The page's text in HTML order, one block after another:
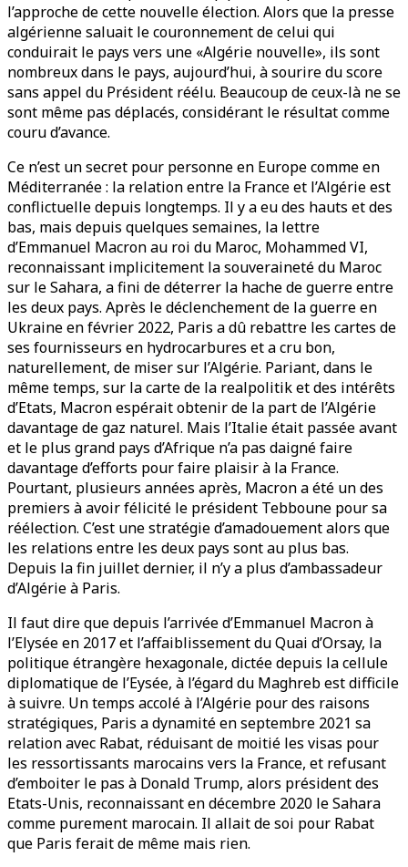
l’approche de cette nouvelle élection. Alors que la presse
algérienne saluait le couronnement de celui qui
conduirait le pays vers une «Algérie nouvelle», ils sont
nombreux dans le pays, aujourd’hui, à sourire du score
sans appel du Président réélu. Beaucoup de ceux-là ne se
sont même pas déplacés, considérant le résultat comme
couru d’avance.
Ce n’est un secret pour personne en Europe comme en
Méditerranée : la relation entre la France et l’Algérie est
conflictuelle depuis longtemps. Il y a eu des hauts et des
bas, mais depuis quelques semaines, la lettre
d’Emmanuel Macron au roi du Maroc, Mohammed VI,
reconnaissant implicitement la souveraineté du Maroc
sur le Sahara, a fini de déterrer la hache de guerre entre
les deux pays. Après le déclenchement de la guerre en
Ukraine en février 2022, Paris a dû rebattre les cartes de
ses fournisseurs en hydrocarbures et a cru bon,
naturellement, de miser sur l’Algérie. Pariant, dans le
même temps, sur la carte de la realpolitik et des intérêts
d’Etats, Macron espérait obtenir de la part de l’Algérie
davantage de gaz naturel. Mais l’Italie était passée avant
et le plus grand pays d’Afrique n’a pas daigné faire
davantage d’efforts pour faire plaisir à la France.
Pourtant, plusieurs années après, Macron a été un des
premiers à avoir félicité le président Tebboune pour sa
réélection. C’est une stratégie d’amadouement alors que
les relations entre les deux pays sont au plus bas.
Depuis la fin juillet dernier, il n’y a plus d’ambassadeur
d’Algérie à Paris.
Il faut dire que depuis l’arrivée d’Emmanuel Macron à
l’Elysée en 2017 et l’affaiblissement du Quai d’Orsay, la
politique étrangère hexagonale, dictée depuis la cellule
diplomatique de l’Eysée, à l’égard du Maghreb est difficile
à suivre. Un temps accolé à l’Algérie pour des raisons
stratégiques, Paris a dynamité en septembre 2021 sa
relation avec Rabat, réduisant de moitié les visas pour
les ressortissants marocains vers la France, et refusant
d’emboiter le pas à Donald Trump, alors président des
Etats-Unis, reconnaissant en décembre 2020 le Sahara
comme purement marocain. Il allait de soi pour Rabat
que Paris ferait de même mais rien.